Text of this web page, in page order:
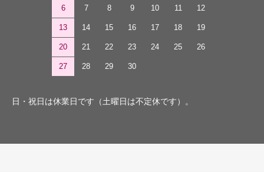
6 7 8 9 10 11 12
13 14 15 16 17 18 19
20 21 22 23 24 25 26
27 28 29 30
日・祝日は休業日です（土曜日は不定休です）。